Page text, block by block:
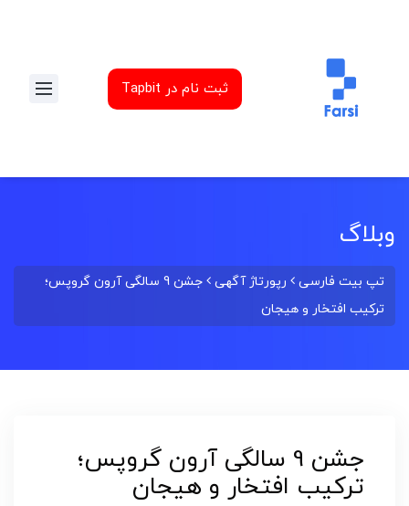
ثبت نام در Tapbit
وبلاگ
تپ بیت فارسی رپورتاژ آگهی
جشن 9 سالگی آرون گروپس؛
ترکیب افتخار و هیجان
جشن 9 سالگی آرون گروپس؛
ترکیب افتخار و هیجان